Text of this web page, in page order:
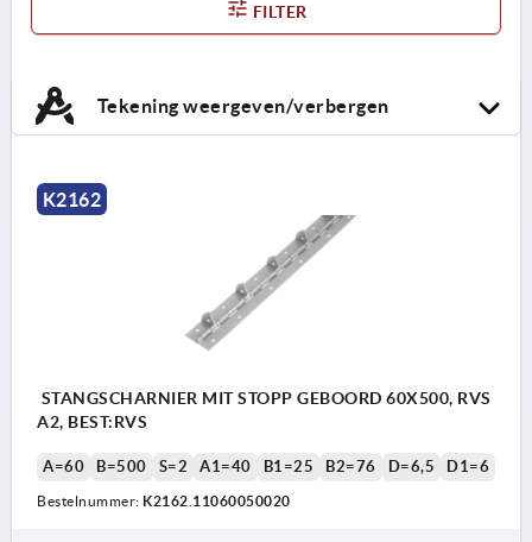
FILTER
Tekening weergeven/verbergen
K2162
STANGSCHARNIER MIT STOPP GEBOORD 60X500, RVS
A2, BEST:RVS
A=60 B=500 S=2 A1=40 B1=25 B2=76 D=6,5 D1=6
Bestelnummer: K2162.11060050020